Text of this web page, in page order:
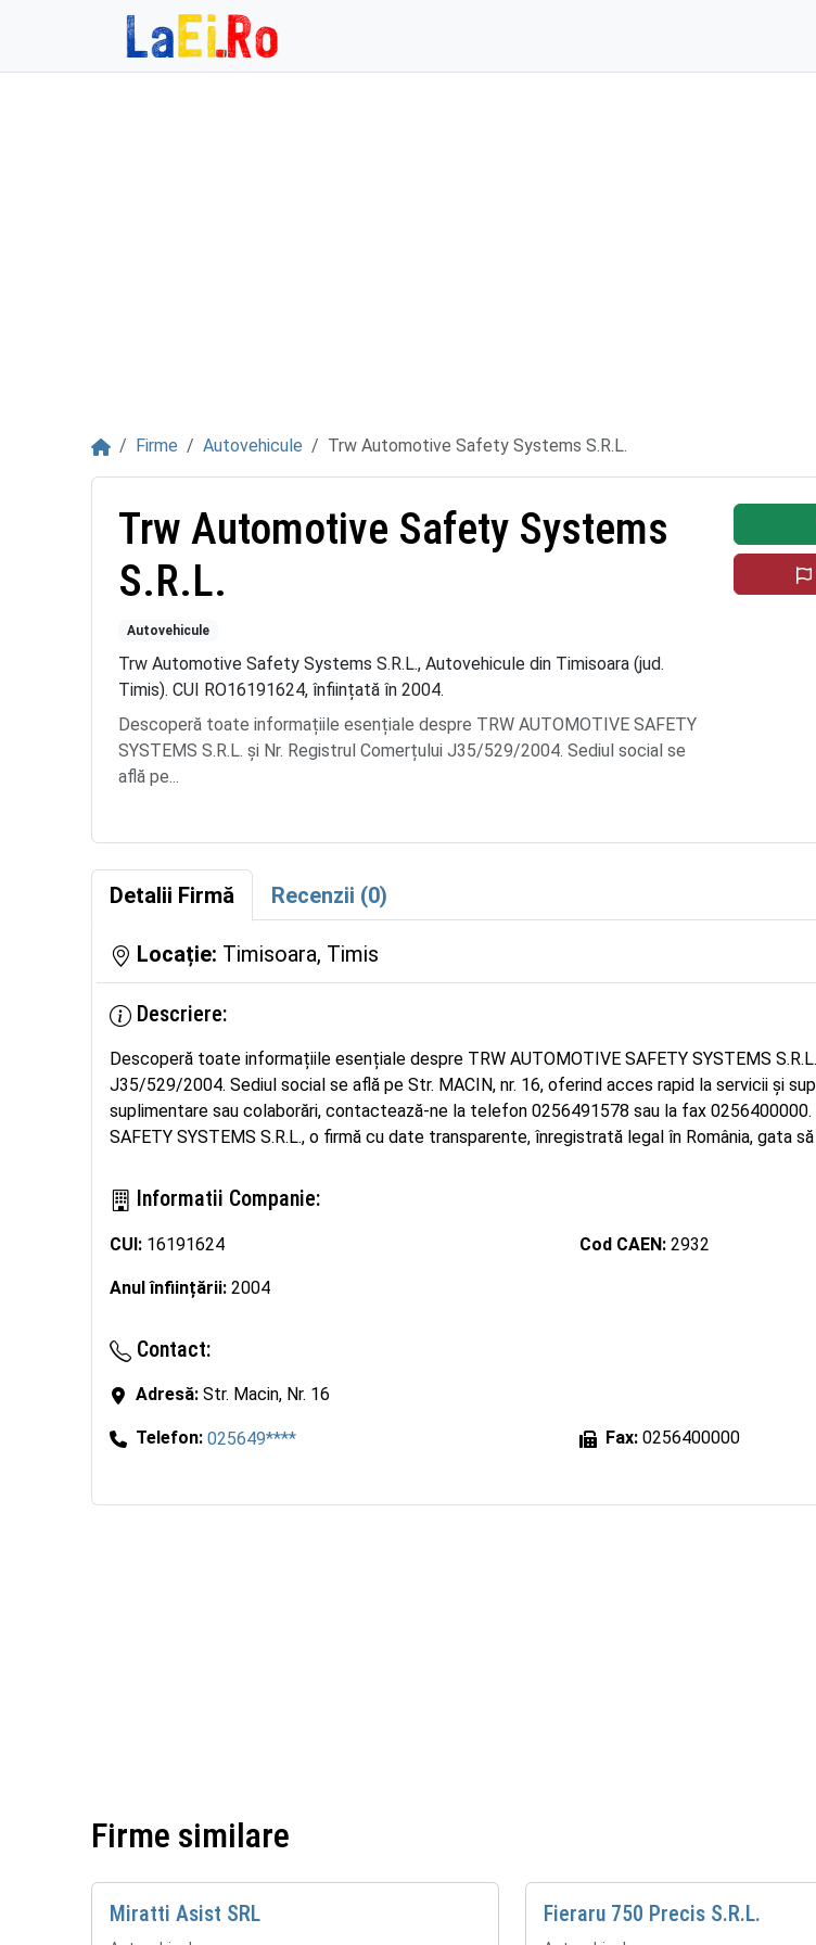
AcasăFirme Autovehicule Trw Automotive Safety Systems S.R.L.
Trw Automotive Safety Systems
S.R.L.
Autovehicule
Trw Automotive Safety Systems S.R.L., Autovehicule din Timisoara (jud.
Timis). CUI RO16191624, înființată în 2004.
Descoperă toate informațiile esențiale despre TRW AUTOMOTIVE SAFETY
SYSTEMS S.R.L. și Nr. Registrul Comerțului J35/529/2004. Sediul social se
află pe...
Detalii Firmă Recenzii (0)
Locație: Timisoara, Timis
Descriere:
Descoperă toate informațiile esențiale despre TRW AUTOMOTIVE SAFETY SYSTEMS
J35/529/2004. Sediul social se află pe Str. MACIN, nr. 16, oferind acces rapid la servicii și
suplimentare sau colaborări, contactează-ne la telefon 0256491578 sau la fax 0256400000.
SAFETY SYSTEMS S.R.L., o firmă cu date transparente, înregistrată legal în România, gata
Informatii Companie:
CUI: 16191624 Cod CAEN: 2932
Anul înființării: 2004
Contact:
Adresă: Str. Macin, Nr. 16
Telefon: 025649**** Fax: 0256400000
Firme similare
Miratti Asist SRL Fieraru 750 Precis S.R.L.